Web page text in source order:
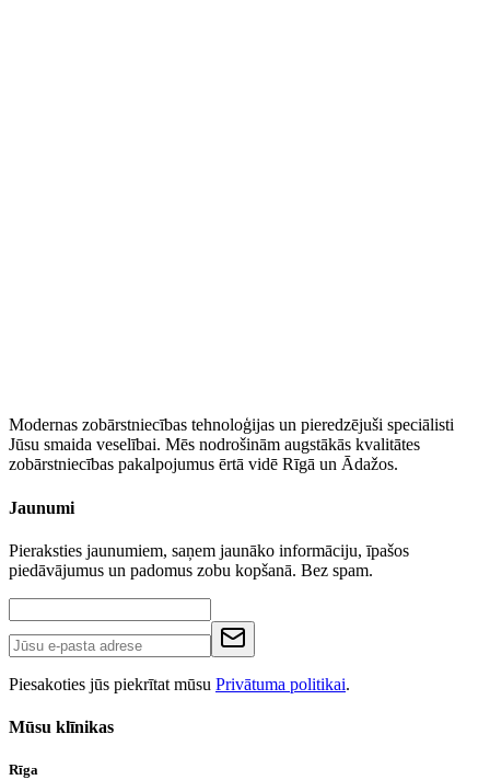
Modernas zobārstniecības tehnoloģijas un pieredzējuši speciālisti
Jūsu smaida veselībai. Mēs nodrošinām augstākās kvalitātes
zobārstniecības pakalpojumus ērtā vidē Rīgā un Ādažos.
Jaunumi
Pieraksties jaunumiem, saņem jaunāko informāciju, īpašos
piedāvājumus un padomus zobu kopšanā. Bez spam.
Piesakoties jūs piekrītat mūsu Privātuma politikai.
Mūsu klīnikas
Rīga